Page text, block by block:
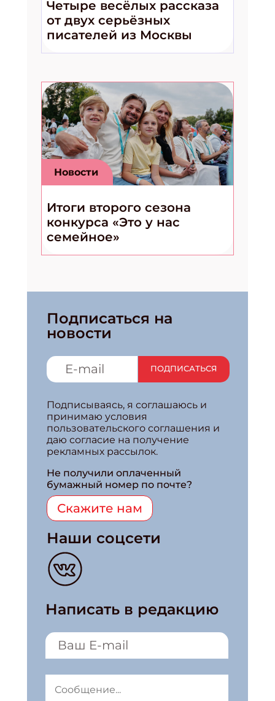
Четыре весёлых рассказа
от двух серьёзных
писателей из Москвы
Новости
Итоги второго сезона
конкурса «Это у нас
семейное»
Подписаться на
новости
ПОДПИСАТЬСЯ
Подписываясь, я соглашаюсь и
принимаю условия
пользовательского соглашения и
даю согласие на получение
рекламных рассылок.
Не получили оплаченный
бумажный номер по почте?
Скажите нам
Наши соцсети
Написать в редакцию